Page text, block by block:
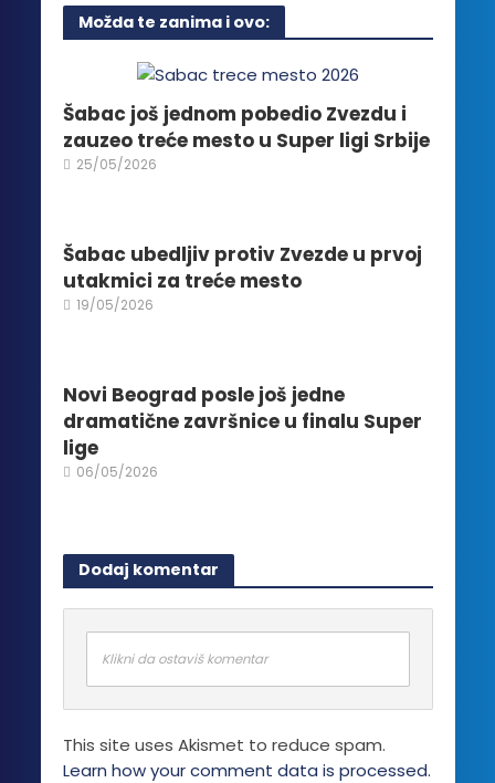
više
varijanti.
Opcije
mogu
biti
izabrane
na
Možda te zanima i ovo:
Šabac još jednom pobedio Zvezdu i
zauzeo treće mesto u Super ligi Srbije
25/05/2026
Šabac ubedljiv protiv Zvezde u prvoj
utakmici za treće mesto
19/05/2026
Novi Beograd posle još jedne
dramatične završnice u finalu Super
lige
06/05/2026
Dodaj komentar
Klikni da ostaviš komentar
This site uses Akismet to reduce spam.
Learn how your comment data is processed.